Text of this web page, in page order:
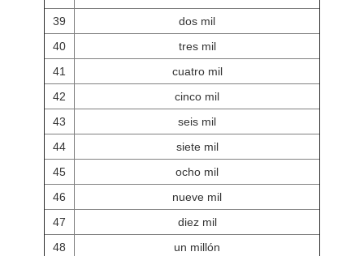
39
dos mil
40
tres mil
41
cuatro mil
42
cinco mil
43
seis mil
44
siete mil
45
ocho mil
46
nueve mil
47
diez mil
48
un millón